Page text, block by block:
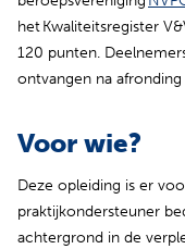
het Kwaliteitsregister
120 punten.
ontvangen na
Voor wie?
Deze opleiding is er
praktijkondersteuner
achtergrond in de